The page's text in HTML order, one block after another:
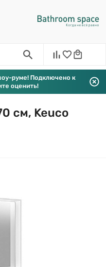
руме! Подключено к
оценить!
см, Keuco